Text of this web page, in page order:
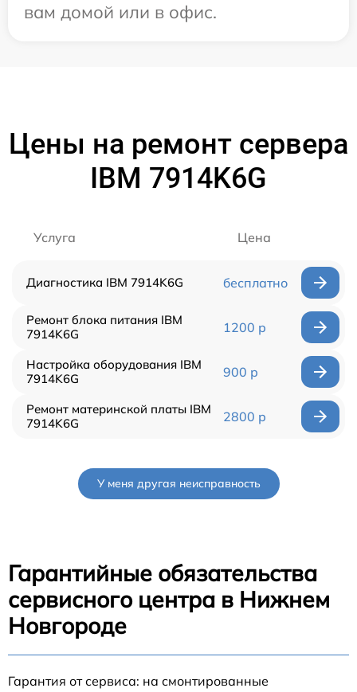
вам домой или в офис.
Цены на ремонт сервера
IBM 7914K6G
Услуга Цена
Диагностика IBM 7914K6G бесплатно
Ремонт блока питания IBM
7914K6G
1200 р
Настройка оборудования IBM
7914K6G
900 р
Ремонт материнской платы IBM
7914K6G
2800 р
У меня другая неисправность
Гарантийные обязательства
сервисного центра в Нижнем
Новгороде
Гарантия от сервиса: на смонтированные